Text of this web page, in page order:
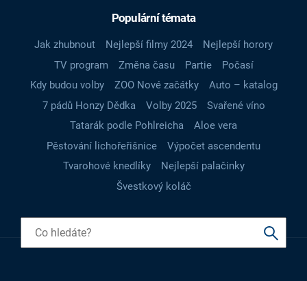
Populární témata
Jak zhubnout Nejlepší filmy 2024
Nejlepší horory
TV program
Změna času Partie
Počasí
Kdy budou volby
ZOO Nové začátky
Auto – katalog
7 pádů Honzy Dědka
Volby 2025
Svařené víno
Tatarák podle Pohlreicha
Aloe vera
Pěstování lichořeřišnice
Výpočet ascendentu
Tvarohové knedlíky
Nejlepší palačinky
Švestkový koláč